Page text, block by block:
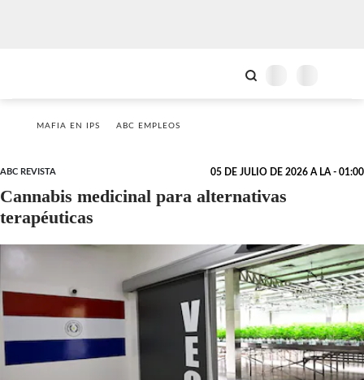
MAFIA EN IPS ABC EMPLEOS
ABC REVISTA 05 DE JULIO DE 2026 A LA - 01:00
Cannabis medicinal para alternativas
terapéuticas